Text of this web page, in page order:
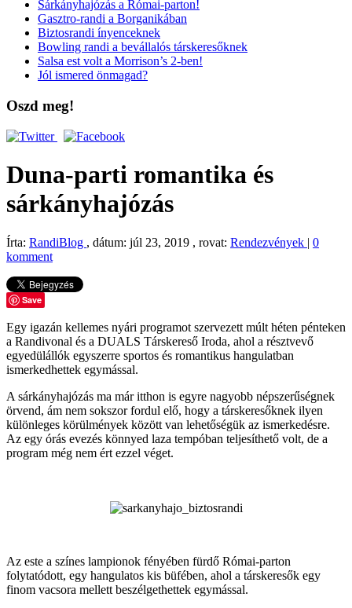
Sárkányhajózás a Római-parton!
Gasztro-randi a Borganikában
Biztosrandi ínyenceknek
Bowling randi a bevállalós társkeresőknek
Salsa est volt a Morrison’s 2-ben!
Jól ismered önmagad?
Oszd meg!
Duna-parti romantika és
sárkányhajózás
Írta: RandiBlog , dátum: júl 23, 2019 , rovat: Rendezvények | 0
komment
Save
Egy igazán kellemes nyári programot szervezett múlt héten pénteken
a Randivonal és a DUALS Társkereső Iroda, ahol a résztvevő
egyedülállók egyszerre sportos és romantikus hangulatban
ismerkedhettek egymással.
A sárkányhajózás ma már itthon is egyre nagyobb népszerűségnek
örvend, ám nem sokszor fordul elő, hogy a társkeresőknek ilyen
különleges körülmények között van lehetőségük az ismerkedésre.
Az egy órás evezés könnyed laza tempóban teljesíthető volt, de a
program még nem ért ezzel véget.
Az este a színes lampionok fényében fürdő Római-parton
folytatódott, egy hangulatos kis büfében, ahol a társkeresők egy
finom vacsora mellett beszélgethettek egymással.